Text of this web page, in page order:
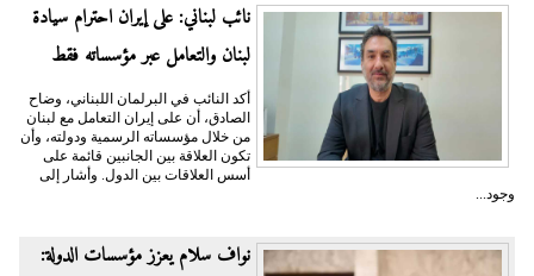
نائب لبناني: على إيران احترام سيادة
لبنان والتعامل عبر مؤسساته فقط
أكد النائب في البرلمان اللبناني، وضاح
الصادق، أن على إيران التعامل مع لبنان
من خلال مؤسساته الرسمية ودولته، وأن
تكون العلاقة بين الجانبين قائمة على
أسس العلاقات بين الدول. وأشار إلى
وجود...
نواف سلام يعزز مؤسسات الدولة: